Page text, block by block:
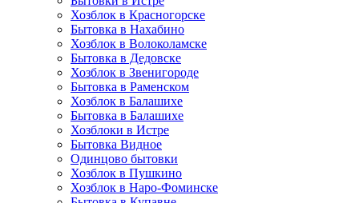
Хозблок в Красногорске
Бытовка в Нахабино
Хозблок в Волоколамске
Бытовкa в Дедовске
Хозблок в Звенигороде
Бытовка в Раменском
Хозблок в Балашихе
Бытовкa в Балашихе
Хозблоки в Истре
Бытовка Видное
Одинцово бытовки
Хозблок в Пушкино
Хозблок в Наро-Фоминске